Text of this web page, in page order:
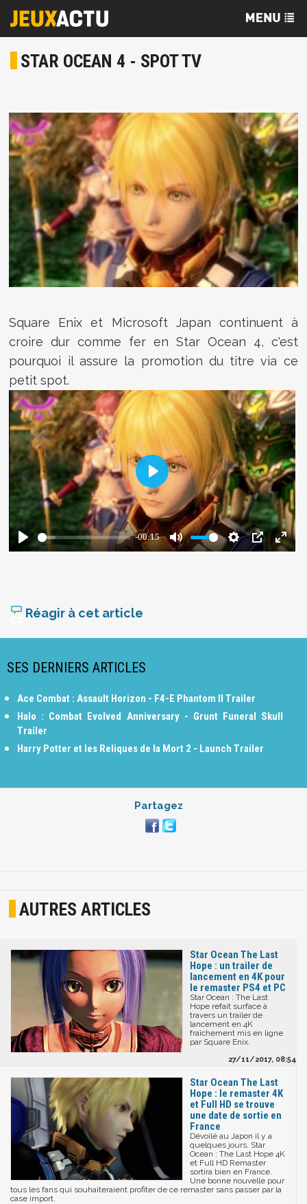
STAR OCEAN 4 - SPOT TV
Square Enix et Microsoft Japan continuent à
croire dur comme fer en Star Ocean 4, c'est
pourquoi il assure la promotion du titre via ce
petit spot.
Réagir à cet article
SES DERNIERS ARTICLES
Ace Combat : Assault Horizon - F4-E Phantom II Trailer
Halo : Combat Evolved Anniversary - Grunt Funeral Skull
Trailer
Harry Potter et les Reliques de la Mort 2 - Launch Trailer
Partagez
AUTRES ARTICLES
Star Ocean The Last
Hope : un trailer de
lancement en 4K pour
le remaster PS4 et PC
Star Ocean : The Last
Hope refait surface à
travers un trailer de
lancement en 4K
fraîchement mis en ligne
par Square Enix.
27/11/2017, 08:54
Star Ocean The Last
Hope : le remaster 4K
et Full HD se trouve
une date de sortie en
France
Dévoilé au Japon il y a
quelques jours, Star
Ocean : The Last Hope 4K
et Full HD Remaster
sortira bien en France.
Une bonne nouvelle pour
tous les fans qui souhaiteraient profiter de ce remaster sans passer par la
case import.